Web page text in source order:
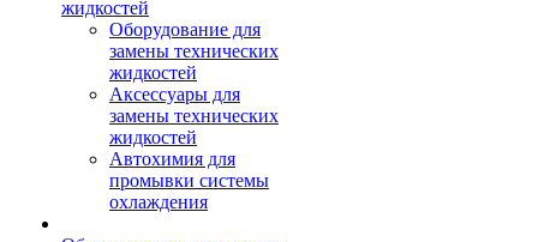
жидкостей
Оборудование для
замены технических
жидкостей
Аксессуары для
замены технических
жидкостей
Автохимия для
промывки системы
охлаждения